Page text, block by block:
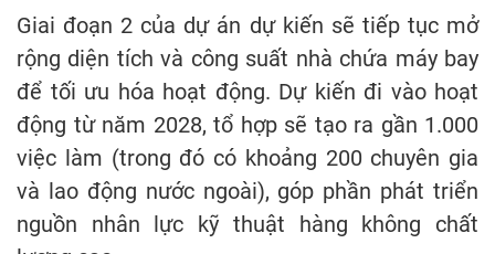
Giai đoạn 2 của dự án dự kiến sẽ tiếp tục mở
rộng diện tích và công suất nhà chứa máy bay
để tối ưu hóa hoạt động. Dự kiến đi vào hoạt
động từ năm 2028, tổ hợp sẽ tạo ra gần 1.000
việc làm (trong đó có khoảng 200 chuyên gia
và lao động nước ngoài), góp phần phát triển
nguồn nhân lực kỹ thuật hàng không chất